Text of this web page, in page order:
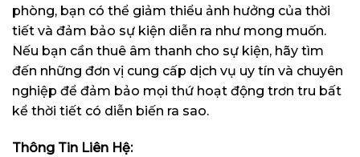
phòng, bạn có thể giảm thiểu ảnh hưởng của thời
tiết và đảm bảo sự kiện diễn ra như mong muốn.
Nếu bạn cần thuê âm thanh cho sự kiện, hãy tìm
đến những đơn vị cung cấp dịch vụ uy tín và chuyên
nghiệp để đảm bảo mọi thứ hoạt động trơn tru bất
kể thời tiết có diễn biến ra sao.
Thông Tin Liên Hệ: